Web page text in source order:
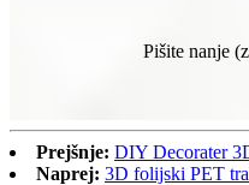
Pišite nanje
Prejšnje: DIY Decorater
Naprej: 3D folijski PET